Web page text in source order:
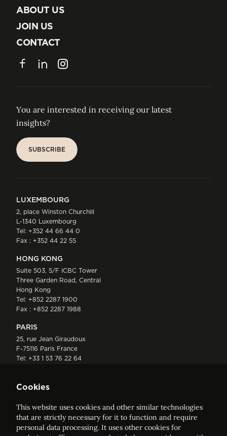
INSIGHTS
ABOUT US
ABOUT US
JOIN US
JOIN US
CONTACT
CONTACT
FacebookLinkedInInstagram
You are interested in receiving our latest
insights?
SUBSCRIBE
LUXEMBOURG
2, place Winston Churchill
L-1340 Luxembourg
Tel: +352 44 66 44 0
Fax : +352 44 22 55
HONG KONG
Suite 503, 5/F ICBC Tower
Three Garden Road, Central
Hong Kong
Tel: +852 2287 1900
Fax : +852 2287 1988
PARIS
25, rue Jean Giraudoux
F-75116 Paris France
Tel: +33 1 53 76 22 64
Cookies
This website uses cookies and other similar technologies
that are strictly necessary for it to function and require
personal data processing. It uses other cookies for